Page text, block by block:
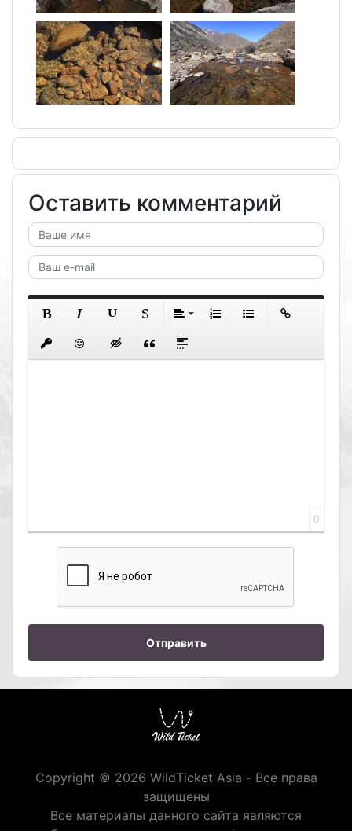
Оставить комментарий
0
Отправить
Copyright © 2026 WildTicket Asia - Все права
защищены
Все материалы данного сайта являются